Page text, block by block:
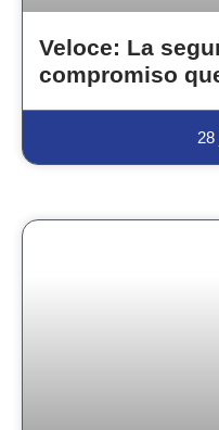
Veloce: La
compromiso
28